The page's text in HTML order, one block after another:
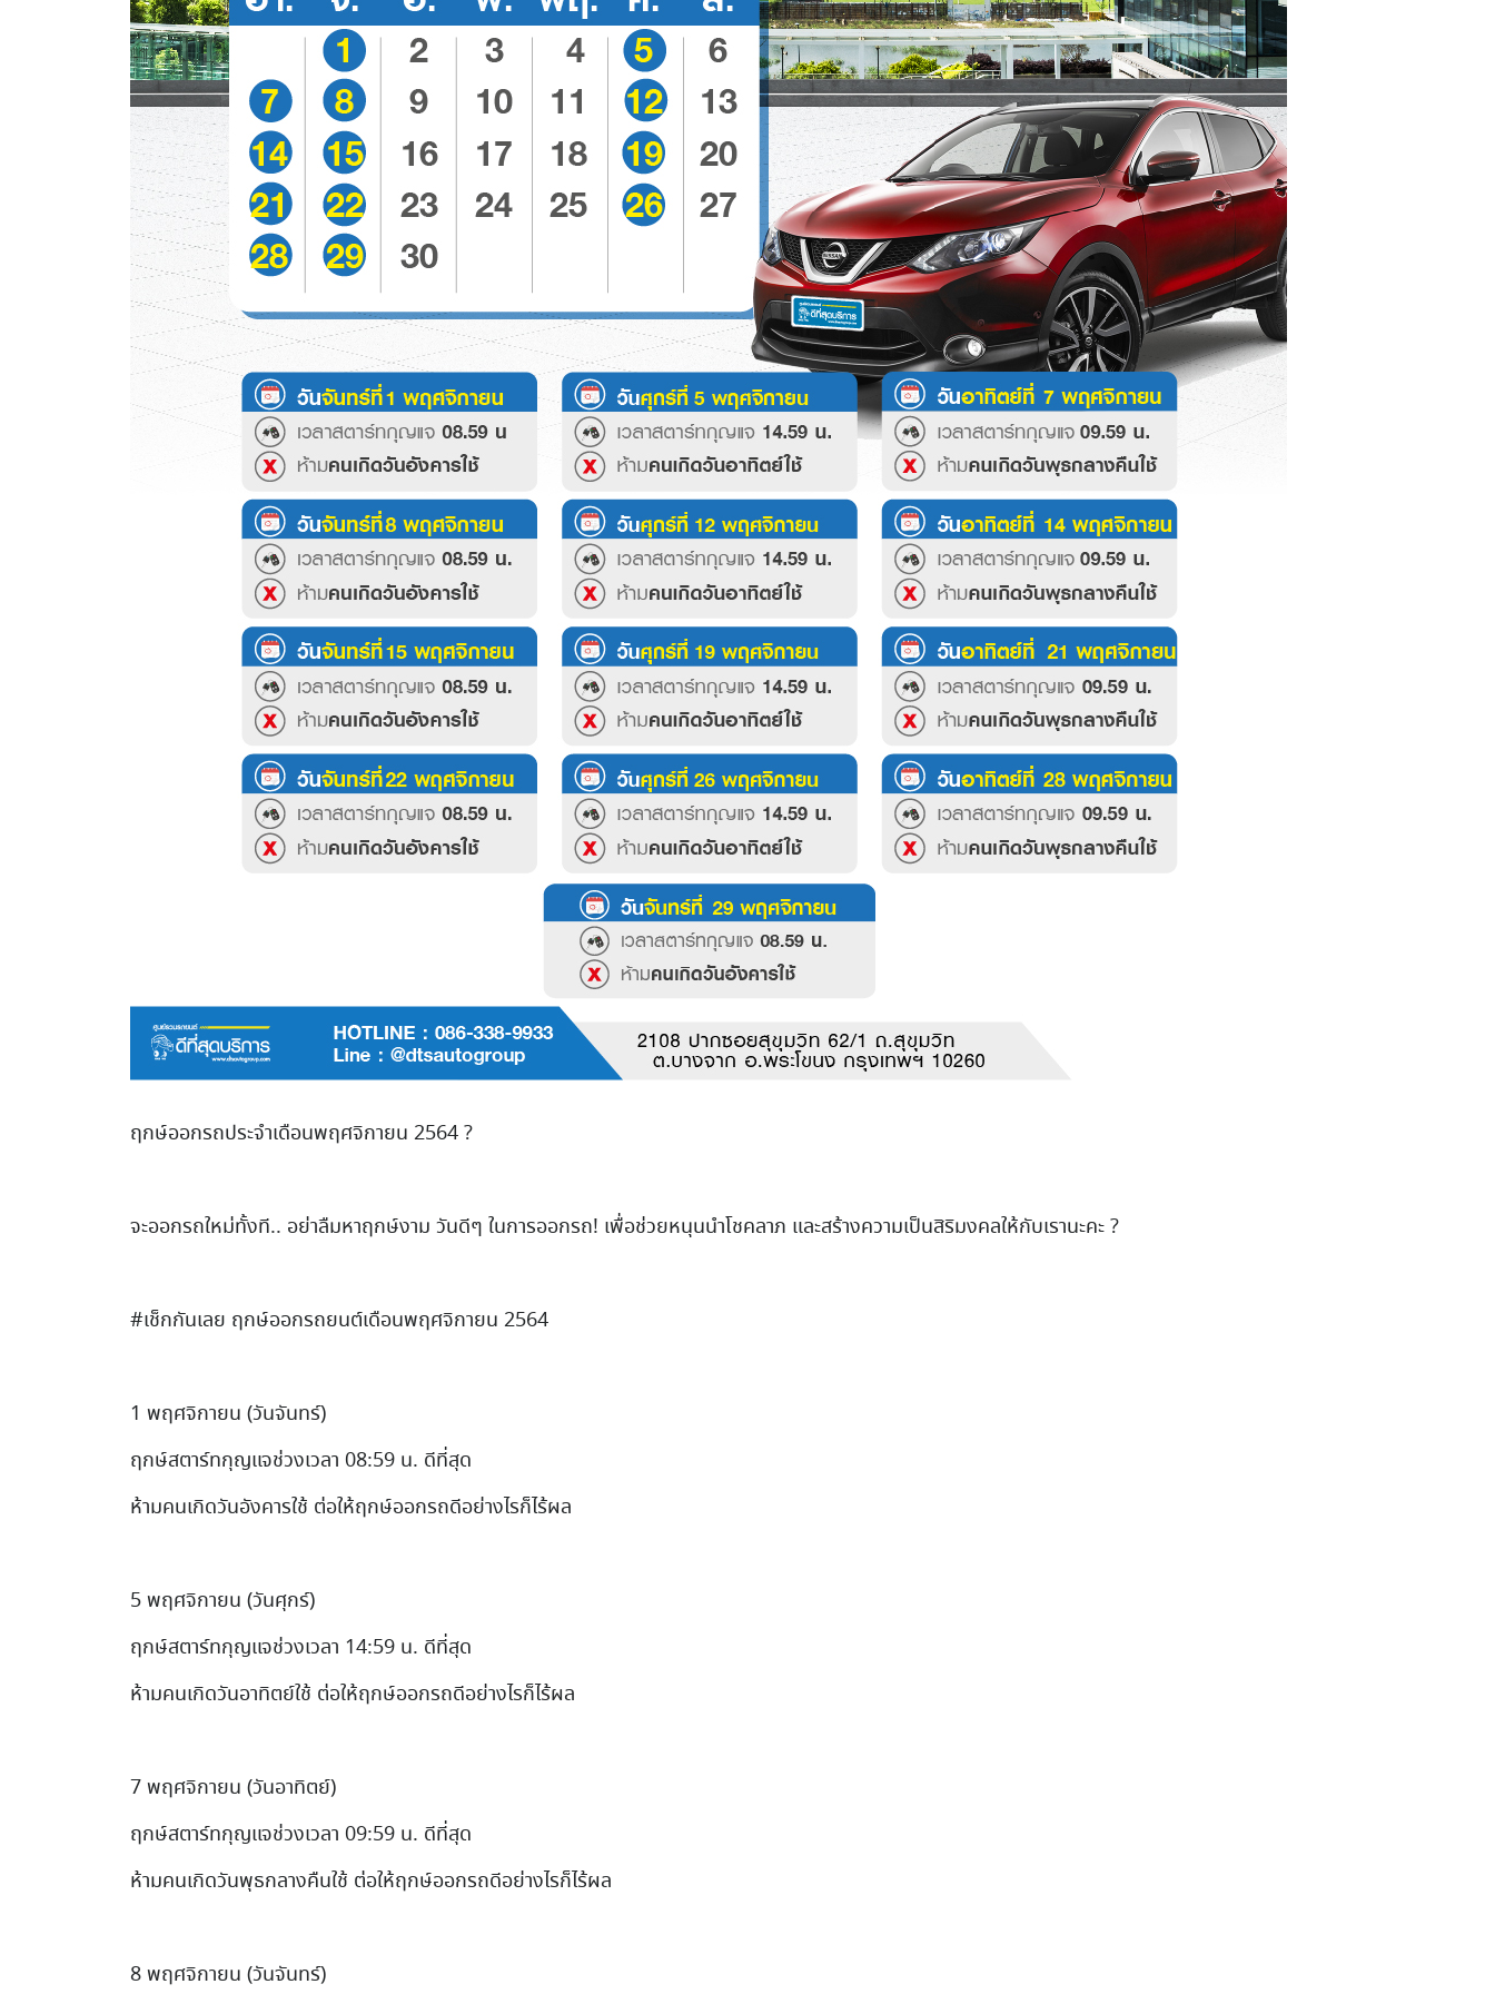
ฤกษ์ออกรถประจำเดือนพฤศจิกายน 2564 ?
จะออกรถใหม่ทั้งที.. อย่าลืมหาฤกษ์งาม วันดีๆ ในการออกรถ! เพื่อช่วยหนุนนำโชคลาภ และสร้างความเป็นสิริมงคลให้กับเรานะคะ ?
#เช็กกันเลย ฤกษ์ออกรถยนต์เดือนพฤศจิกายน 2564
1 พฤศจิกายน (วันจันทร์)
ฤกษ์สตาร์ทกุญแจช่วงเวลา 08:59 น. ดีที่สุด
ห้ามคนเกิดวันอังคารใช้ ต่อให้ฤกษ์ออกรถดีอย่างไรก็ไร้ผล
5 พฤศจิกายน (วันศุกร์)
ฤกษ์สตาร์ทกุญแจช่วงเวลา 14:59 น. ดีที่สุด
ห้ามคนเกิดวันอาทิตย์ใช้ ต่อให้ฤกษ์ออกรถดีอย่างไรก็ไร้ผล
7 พฤศจิกายน (วันอาทิตย์)
ฤกษ์สตาร์ทกุญแจช่วงเวลา 09:59 น. ดีที่สุด
ห้ามคนเกิดวันพุธกลางคืนใช้ ต่อให้ฤกษ์ออกรถดีอย่างไรก็ไร้ผล
8 พฤศจิกายน (วันจันทร์)